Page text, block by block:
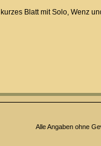
kurzes Blatt mit Solo, Wenz
Alle Angaben ohne